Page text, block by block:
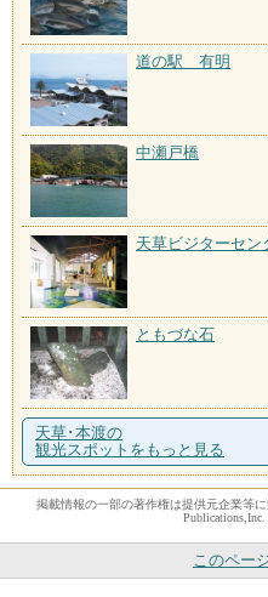
道の駅 有明
中瀬戸橋
天草ビジターセン
ともづな石
天草･本渡の
観光スポットをもっと見る
掲載情報の一部の著作権は提供元企業等に
Publications,Inc.
このペー